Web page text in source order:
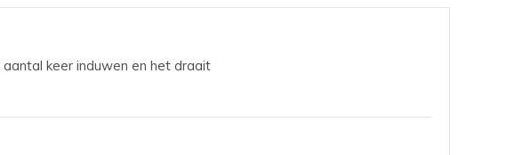
keer induwen en het draait